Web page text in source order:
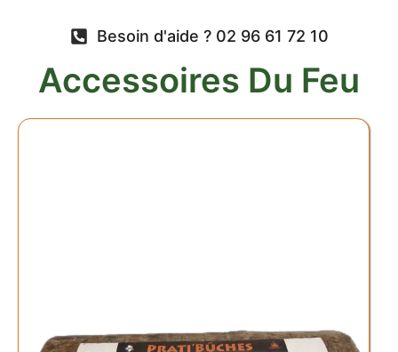
Besoin d'aide ? 02 96 61 72 10
Accessoires Du Feu